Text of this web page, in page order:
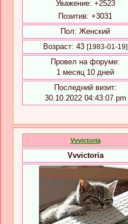
Уважение: +2523
Позитив: +3031
Пол: Женский
Возраст: 43 [1983-01-19]
Провел на форуме:
1 месяц 10 дней
Последний визит:
30.10.2022 04:43:07 pm
Vvvictoria
Vvvictoria